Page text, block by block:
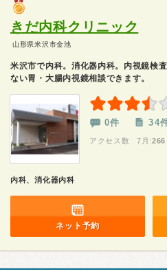
きだ内科クリニック
山形県米沢市金池
米沢市で内科。消化器内科。内視鏡検
ない胃・大腸内視鏡相談できます。
0件 34
アクセス数 7月:266
内科、消化器内科
ネット予約